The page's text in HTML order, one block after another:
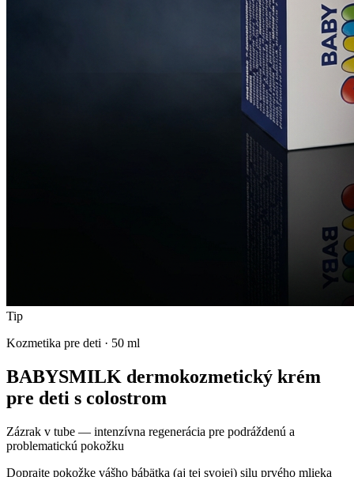
Tip
Kozmetika pre deti · 50 ml
BABYSMILK dermokozmetický krém
pre deti s colostrom
Zázrak v tube — intenzívna regenerácia pre podráždenú a
problematickú pokožku
Doprajte pokožke vášho bábätka (aj tej svojej) silu prvého mlieka